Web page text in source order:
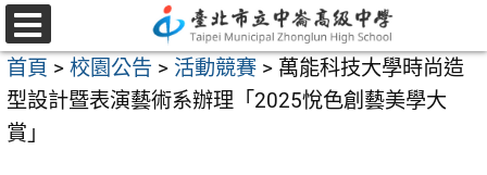
跳
至
主
要
內
選
單
首頁 > 校園公告 > 活動競賽 > 萬能科技大學時尚造
型設計暨表演藝術系辦理「2025悅色創藝美學大
賞」